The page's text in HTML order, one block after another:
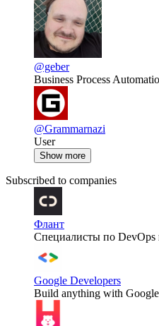
@geber
Business Process
@Grammarnazi
User
Show more
Subscribed to companies
Флант
Специалисты по DevOps
Google Developers
Build anything with Google